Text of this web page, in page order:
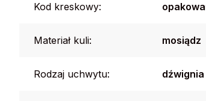
Kod kreskowy:
Materiał kuli: mosiądz
Rodzaj uchwytu: dźwignia